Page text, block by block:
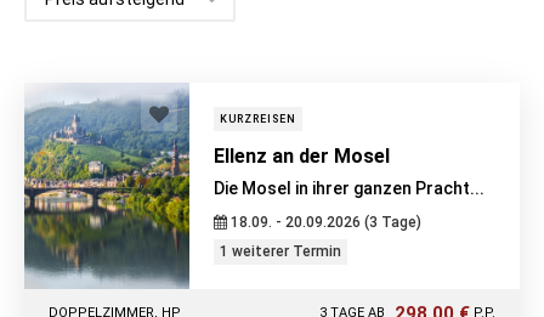
KURZREISEN
Ellenz an der Mosel
Die Mosel in ihrer ganzen Pracht...
18.09. - 20.09.2026 (3 Tage)
1 weiterer Termin
3 TAGE AB P.P.
DOPPELZIMMER, HP